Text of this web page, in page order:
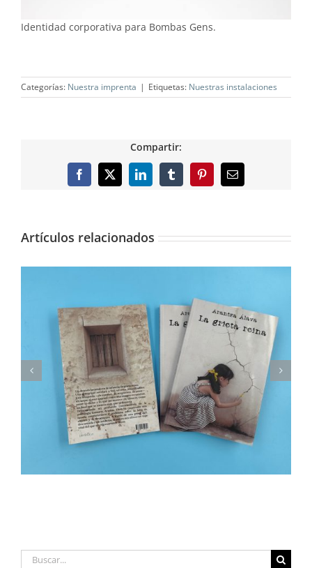
Identidad corporativa para Bombas Gens.
Categorías: Nuestra imprenta | Etiquetas: Nuestras instalaciones
Compartir:
Facebook
X LinkedInTumblrPinterestCorreo
Artículos relacionados
Presentamos nuestro calendario solidario 2026
Buscar: